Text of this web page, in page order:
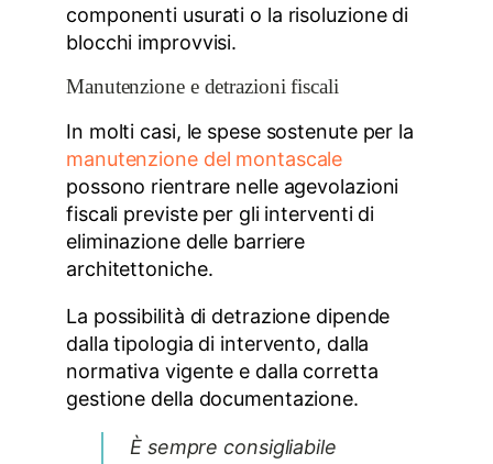
componenti usurati o la risoluzione di
blocchi improvvisi.
Manutenzione e detrazioni fiscali
In molti casi, le spese sostenute per la
manutenzione del montascale
possono rientrare nelle agevolazioni
fiscali previste per gli interventi di
eliminazione delle barriere
architettoniche.
La possibilità di detrazione dipende
dalla tipologia di intervento, dalla
normativa vigente e dalla corretta
gestione della documentazione.
È sempre consigliabile